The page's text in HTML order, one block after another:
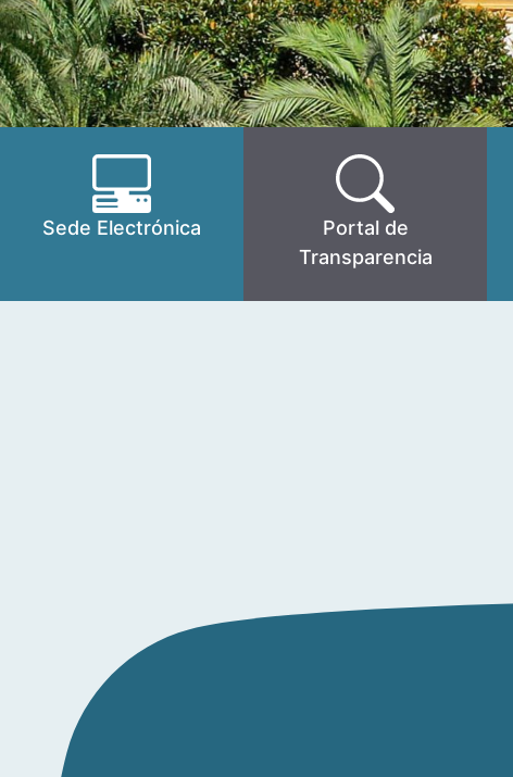
Sede Electrónica
Portal de
Transparencia